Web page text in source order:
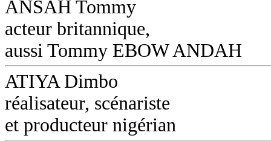
ANSAH Tommy
acteur britannique,
aussi Tommy EBOW ANDAH
ATIYA Dimbo
réalisateur, scénariste
et producteur nigérian